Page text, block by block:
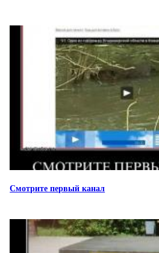
Смотрите первый канал